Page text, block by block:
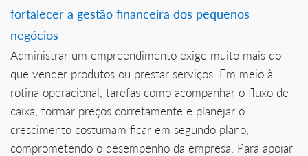
fortalecer a gestão financeira dos pequenos
negócios
Administrar um empreendimento exige muito mais do
que vender produtos ou prestar serviços. Em meio à
rotina operacional, tarefas como acompanhar o fluxo de
caixa, formar preços corretamente e planejar o
crescimento costumam ficar em segundo plano,
comprometendo o desempenho da empresa. Para apoiar